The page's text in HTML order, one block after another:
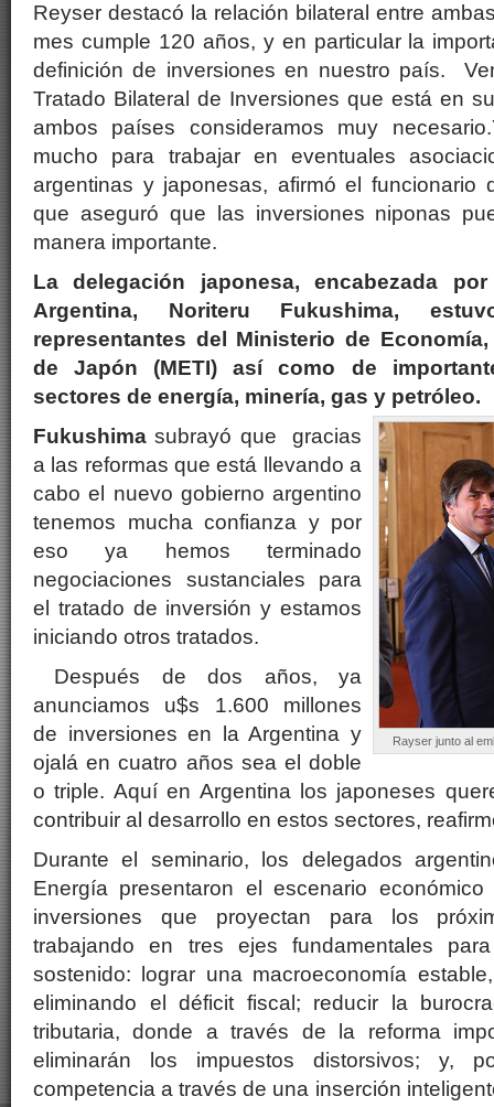
Reyser destacó la relación bilateral entre
mes cumple 120 años, y en particular la
definición de inversiones en nuestro país.
Tratado Bilateral de Inversiones que está en
ambos países consideramos muy
mucho para trabajar en eventuales
argentinas y japonesas, afirmó el funcionario
que aseguró que las inversiones niponas
manera importante.
La delegación japonesa, encabezada
Argentina, Noriteru Fukushima,
representantes del Ministerio de
de Japón (METI) así como de
sectores de energía, minería, gas y petróleo.
Rayser junto al
Fukushima subrayó que gracias
a las reformas que está llevando a
cabo el nuevo gobierno argentino
tenemos mucha confianza y por
eso ya hemos terminado
negociaciones sustanciales para
el tratado de inversión y estamos
iniciando otros tratados.
Después de dos años, ya
anunciamos u$s 1.600 millones
de inversiones en la Argentina y
ojalá en cuatro años sea el doble
o triple. Aquí en Argentina los japoneses
contribuir al desarrollo en estos sectores,
Durante el seminario, los delegados
Energía presentaron el escenario
inversiones que proyectan para los
trabajando en tres ejes fundamentales
sostenido: lograr una macroeconomía
eliminando el déficit fiscal; reducir la
tributaria, donde a través de la reforma
eliminarán los impuestos distorsivos; y,
competencia a través de una inserción